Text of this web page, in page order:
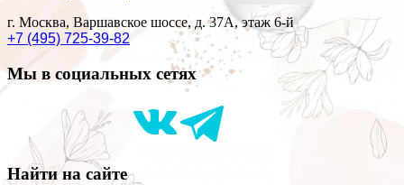
г. Москва, Варшавское шоссе, д. 37А, этаж 6-й
+7 (495) 725-39-82
Мы в социальных сетях
Найти на сайте